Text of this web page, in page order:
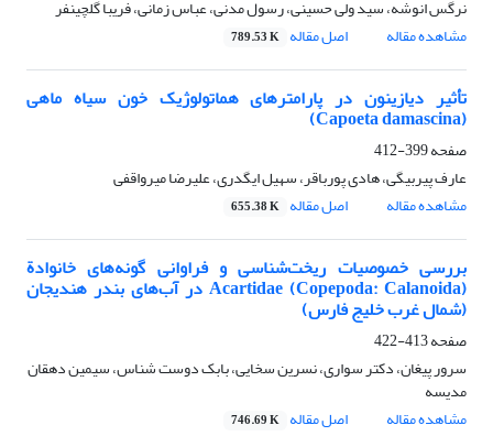
نرگس انوشه، سید ولی حسینی، رسول مدنی، عباس زمانی، فریبا گلچین‎فر
مشاهده مقاله
اصل مقاله 789.53 K
تأثیر دیازینون در پارامترهای هماتولوژیک خون سیاه ماهی
(Capoeta damascina)
صفحه399-412
عارف پیربیگی، هادی پورباقر، سهیل ایگدری، علیرضا میرواقفی
مشاهده مقاله
اصل مقاله 655.38 K
بررسی خصوصیات ریخت‌شناسی و فراوانی گونه‌های خانوادة
Acartidae (Copepoda: Calanoida) در آب‌های بندر هندیجان
(شمال غرب خلیج فارس)
صفحه413-422
سرور پیغان، دکتر سواری، نسرین سخایی، بابک دوست شناس، سیمین دهقان
مدیسه
مشاهده مقاله
اصل مقاله 746.69 K